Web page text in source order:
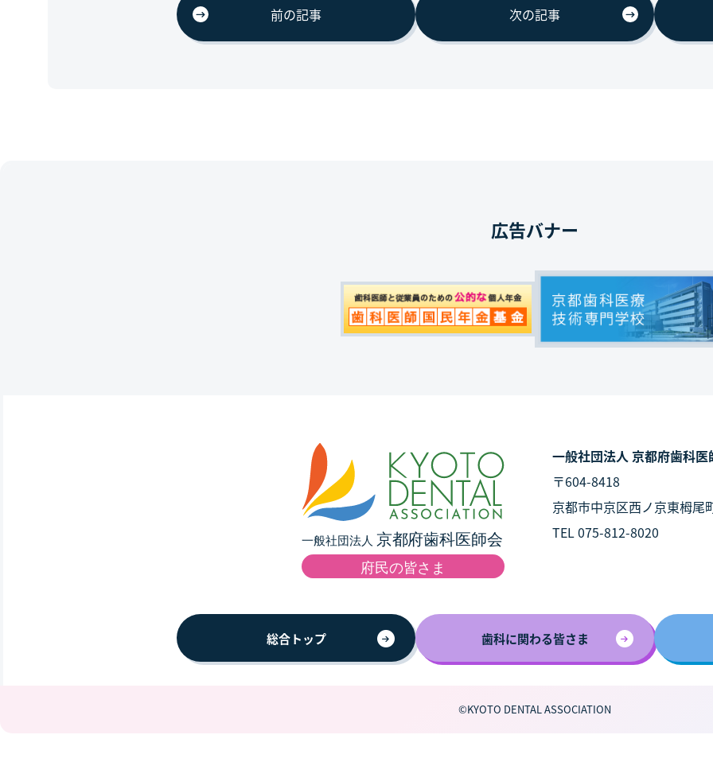
前の記事 次の記事
広告バナー
一般社団法人 京都府歯科医
〒604-8418
京都市中京区西ノ京東栂尾
TEL 075-812-8020
総合トップ 歯科に関わる皆さま
©KYOTO DENTAL ASSOCIATION